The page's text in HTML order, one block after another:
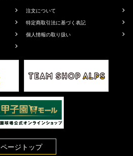
注文について
特定商取引法に基づく表記
個人情報の取り扱い
ページトップ